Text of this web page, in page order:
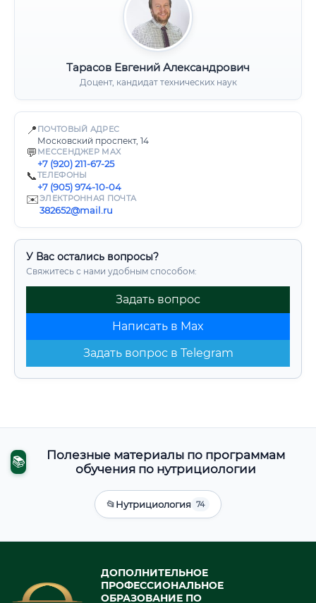
Тарасов Евгений Александрович
Доцент, кандидат технических наук
📍 ПОЧТОВЫЙ АДРЕС
Московский проспект, 14
💬 МЕССЕНДЖЕР MAX
+7 (920) 211-67-25
📞ТЕЛЕФОНЫ
+7 (905) 974-10-04
✉️ЭЛЕКТРОННАЯ ПОЧТА
382652@mail.ru
У Вас остались вопросы?
Свяжитесь с нами удобным способом:
Задать вопрос
Написать в Max
Задать вопрос в Telegram
📚
Полезные материалы по программам
обучения по нутрициологии
📂Нутрициология 74
ДОПОЛНИТЕЛЬНОЕ
ПРОФЕССИОНАЛЬНОЕ
ОБРАЗОВАНИЕ ПО